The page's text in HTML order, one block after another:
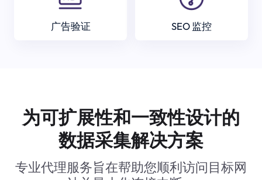
广告验证 SEO 监控
为可扩展性和一致性设计的
数据采集解决方案
专业代理服务旨在帮助您顺利访问目标网